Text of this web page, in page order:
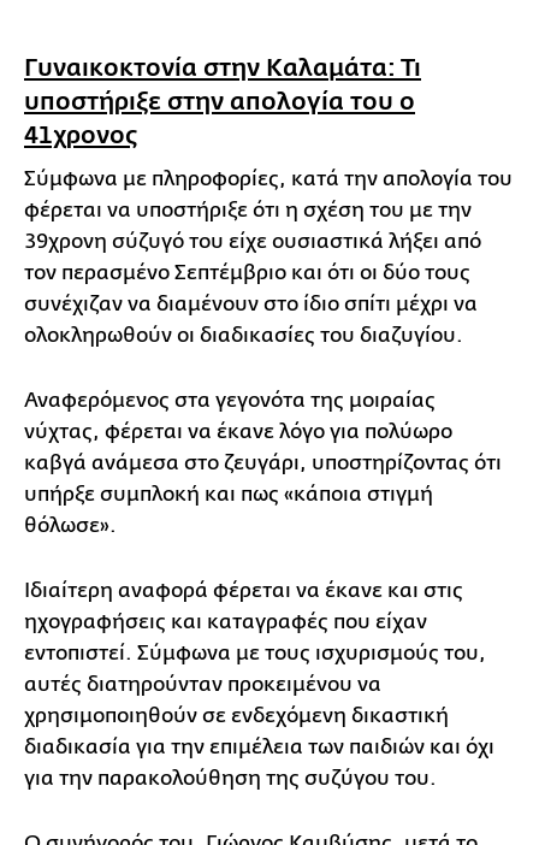
Γυναικοκτονία στην Καλαμάτα: Τι
υποστήριξε στην απολογία του ο
41χρονος
Σύμφωνα με πληροφορίες, κατά την απολογία του
φέρεται να υποστήριξε ότι η σχέση του με την
39χρονη σύζυγό του είχε ουσιαστικά λήξει από
τον περασμένο Σεπτέμβριο και ότι οι δύο τους
συνέχιζαν να διαμένουν στο ίδιο σπίτι μέχρι να
ολοκληρωθούν οι διαδικασίες του διαζυγίου.
Αναφερόμενος στα γεγονότα της μοιραίας
νύχτας, φέρεται να έκανε λόγο για πολύωρο
καβγά ανάμεσα στο ζευγάρι, υποστηρίζοντας ότι
υπήρξε συμπλοκή και πως «κάποια στιγμή
θόλωσε».
Ιδιαίτερη αναφορά φέρεται να έκανε και στις
ηχογραφήσεις και καταγραφές που είχαν
εντοπιστεί. Σύμφωνα με τους ισχυρισμούς του,
αυτές διατηρούνταν προκειμένου να
χρησιμοποιηθούν σε ενδεχόμενη δικαστική
διαδικασία για την επιμέλεια των παιδιών και όχι
για την παρακολούθηση της συζύγου του.